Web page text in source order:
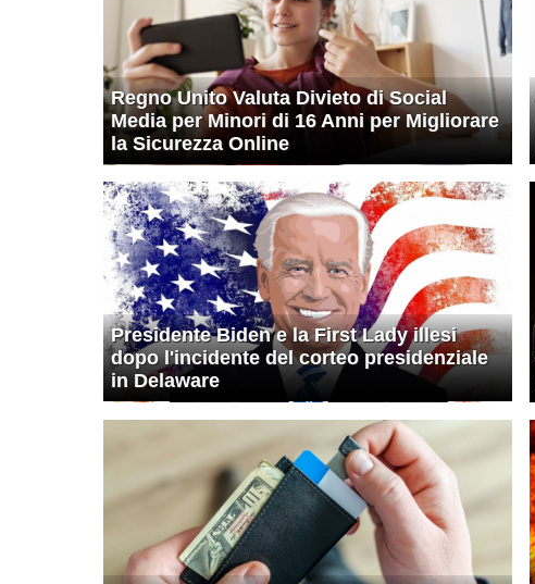
Regno Unito Valuta Divieto di Social
Media per Minori di 16 Anni per Migliorare
la Sicurezza Online
Presidente Biden e la First Lady illesi
dopo l'incidente del corteo presidenziale
in Delaware